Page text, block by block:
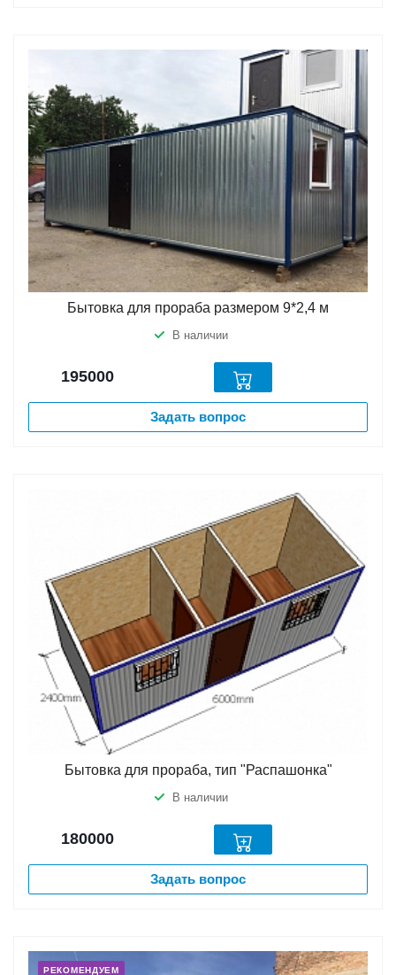
Бытовка для прораба размером 9*2,4 м
В наличии
195000
Задать вопрос
Бытовка для прораба, тип "Распашонка"
В наличии
180000
Задать вопрос
РЕКОМЕНДУЕМ